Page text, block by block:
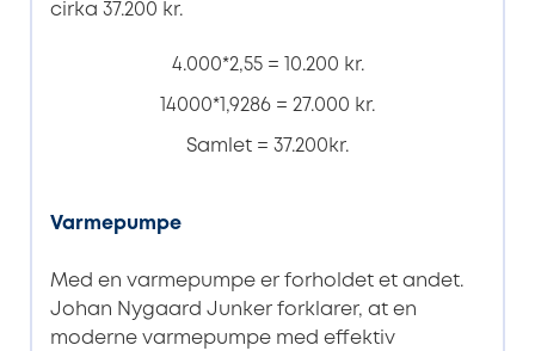
cirka 37.200 kr.
4.000*2,55 = 10.200 kr.
14000*1,9286 = 27.000 kr.
Samlet = 37.200kr.
Varmepumpe
Med en varmepumpe er forholdet et andet.
Johan Nygaard Junker forklarer, at en
moderne varmepumpe med effektiv